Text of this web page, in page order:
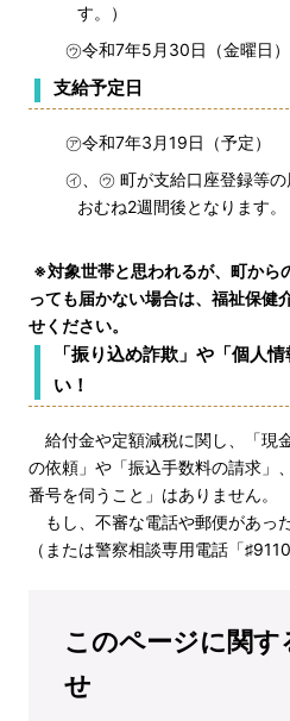
す。）
㋒令和7年5月30日（金曜日）
支給予定日
㋐令和7年3月19日（予定）
㋑、㋒ 町が支給口座登録等
おむね2週間後となります。
※対象世帯と思われるが、町から
っても届かない場合は、福祉保健
せください。
「振り込め詐欺」や「個人
い！
給付金や定額減税に関し、「現
の依頼」や「振込手数料の請求」
番号を伺うこと」はありません。
もし、不審な電話や郵便があっ
（または警察相談専用電話「
このページに関す
せ